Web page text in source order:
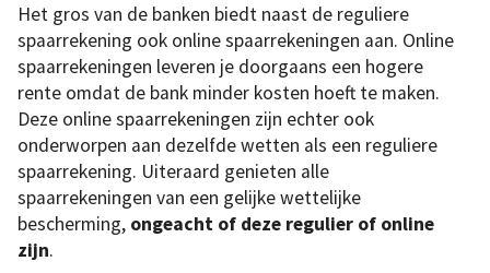
Het gros van de banken biedt naast de reguliere
spaarrekening ook online spaarrekeningen aan. Online
spaarrekeningen leveren je doorgaans een hogere
rente omdat de bank minder kosten hoeft te maken.
Deze online spaarrekeningen zijn echter ook
onderworpen aan dezelfde wetten als een reguliere
spaarrekening. Uiteraard genieten alle
spaarrekeningen van een gelijke wettelijke
bescherming, ongeacht of deze regulier of online
zijn.